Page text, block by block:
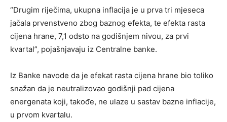
“Drugim riječima, ukupna inflacija je u prva tri mjeseca
jačala prvenstveno zbog baznog efekta, te efekta rasta
cijena hrane, 7,1 odsto na godišnjem nivou, za prvi
kvartal”, pojašnjavaju iz Centralne banke.
Iz Banke navode da je efekat rasta cijena hrane bio toliko
snažan da je neutralizovao godišnji pad cijena
energenata koji, takođe, ne ulaze u sastav bazne inflacije,
u prvom kvartalu.